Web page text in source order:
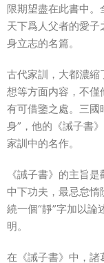
限期望盡在此書中
天下爲人父者的愛
身立志的名篇。
古代家訓，大都濃縮
想等方面内容，不僅
有可借鑒之處。三國
身”，他的《誡子書
家訓中的名作。
《誡子書》的主旨
中下功夫，最忌怠惰
繞一個“靜”字加以論
明。
在《誡子書》中，諸